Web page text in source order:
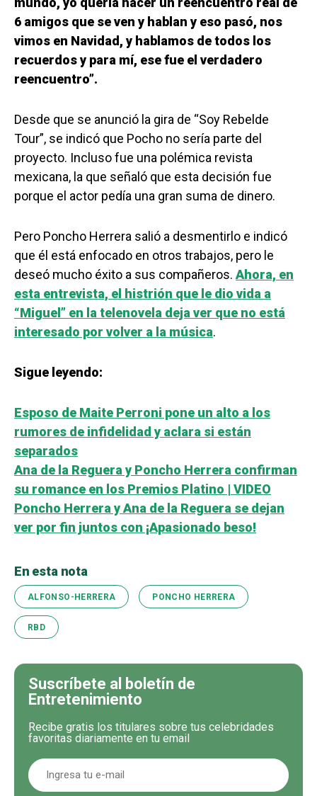
6 amigos que se ven y hablan y eso pasó, nos
vimos en Navidad, y hablamos de todos los
recuerdos y para mí, ese fue el verdadero
reencuentro”.
Desde que se anunció la gira de “Soy Rebelde
Tour”, se indicó que Pocho no sería parte del
proyecto. Incluso fue una polémica revista
mexicana, la que señaló que esta decisión fue
porque el actor pedía una gran suma de dinero.
Pero Poncho Herrera salió a desmentirlo e indicó
que él está enfocado en otros trabajos, pero le
deseó mucho éxito a sus compañeros. Ahora, en
esta entrevista, el histrión que le dio vida a
“Miguel” en la telenovela deja ver que no está
interesado por volver a la música.
Sigue leyendo:
Esposo de Maite Perroni pone un alto a los
rumores de infidelidad y aclara si están
separados
Ana de la Reguera y Poncho Herrera confirman
su romance en los Premios Platino | VIDEO
Poncho Herrera y Ana de la Reguera se dejan
ver por fin juntos con ¡Apasionado beso!
En esta nota
ALFONSO-HERRERA PONCHO HERRERA
RBD
Suscríbete al boletín de
Entretenimiento
Recibe gratis los titulares sobre tus celebridades
favoritas diariamente en tu email